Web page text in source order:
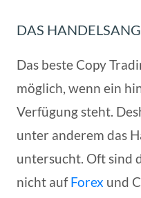
DAS
Das beste Copy
möglich, wenn ein
Verfügung steht.
unter anderem das
untersucht. Oft sind
nicht aufForex und